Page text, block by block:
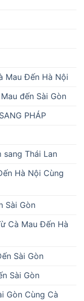
Mau Đến Hà Nội
đến Sài Gòn
PHÁP
Thái Lan
Hà Nội Cùng
Sài Gòn
Cà Mau Đến Hà
Sài Gòn
Sài Gòn
Gòn Cùng Cà